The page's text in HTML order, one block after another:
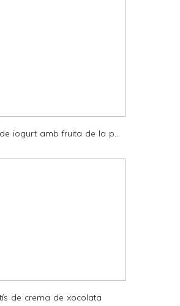
d
iogurt amb fruita de la p...
de crema de xocolata